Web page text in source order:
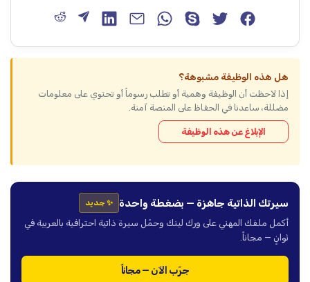
هل هذه الوظيفة مشبوهة؟
إذا لاحظت أن الوظيفة وهمية أو تطلب رسوماً أو تحتوي على معلومات
مضللة، ساعدنا في الحفاظ على المنصة آمنة.
الإبلاغ عن هذه الوظيفة
سيرتك الذاتية جاهزة — بضغطة واحدة ✨ جديد
أكمل ملفك المهني على ورك لينك وحمّل سيرة ذاتية احترافية بالعربية في
ثوانٍ — مجاناً.
جرّب الآن — مجاناً